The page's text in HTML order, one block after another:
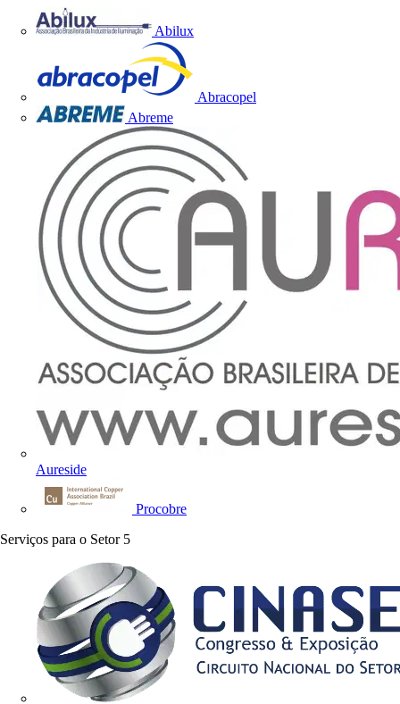
Abilux
Abracopel
Abreme
Aureside
Procobre
Serviços para o Setor 5